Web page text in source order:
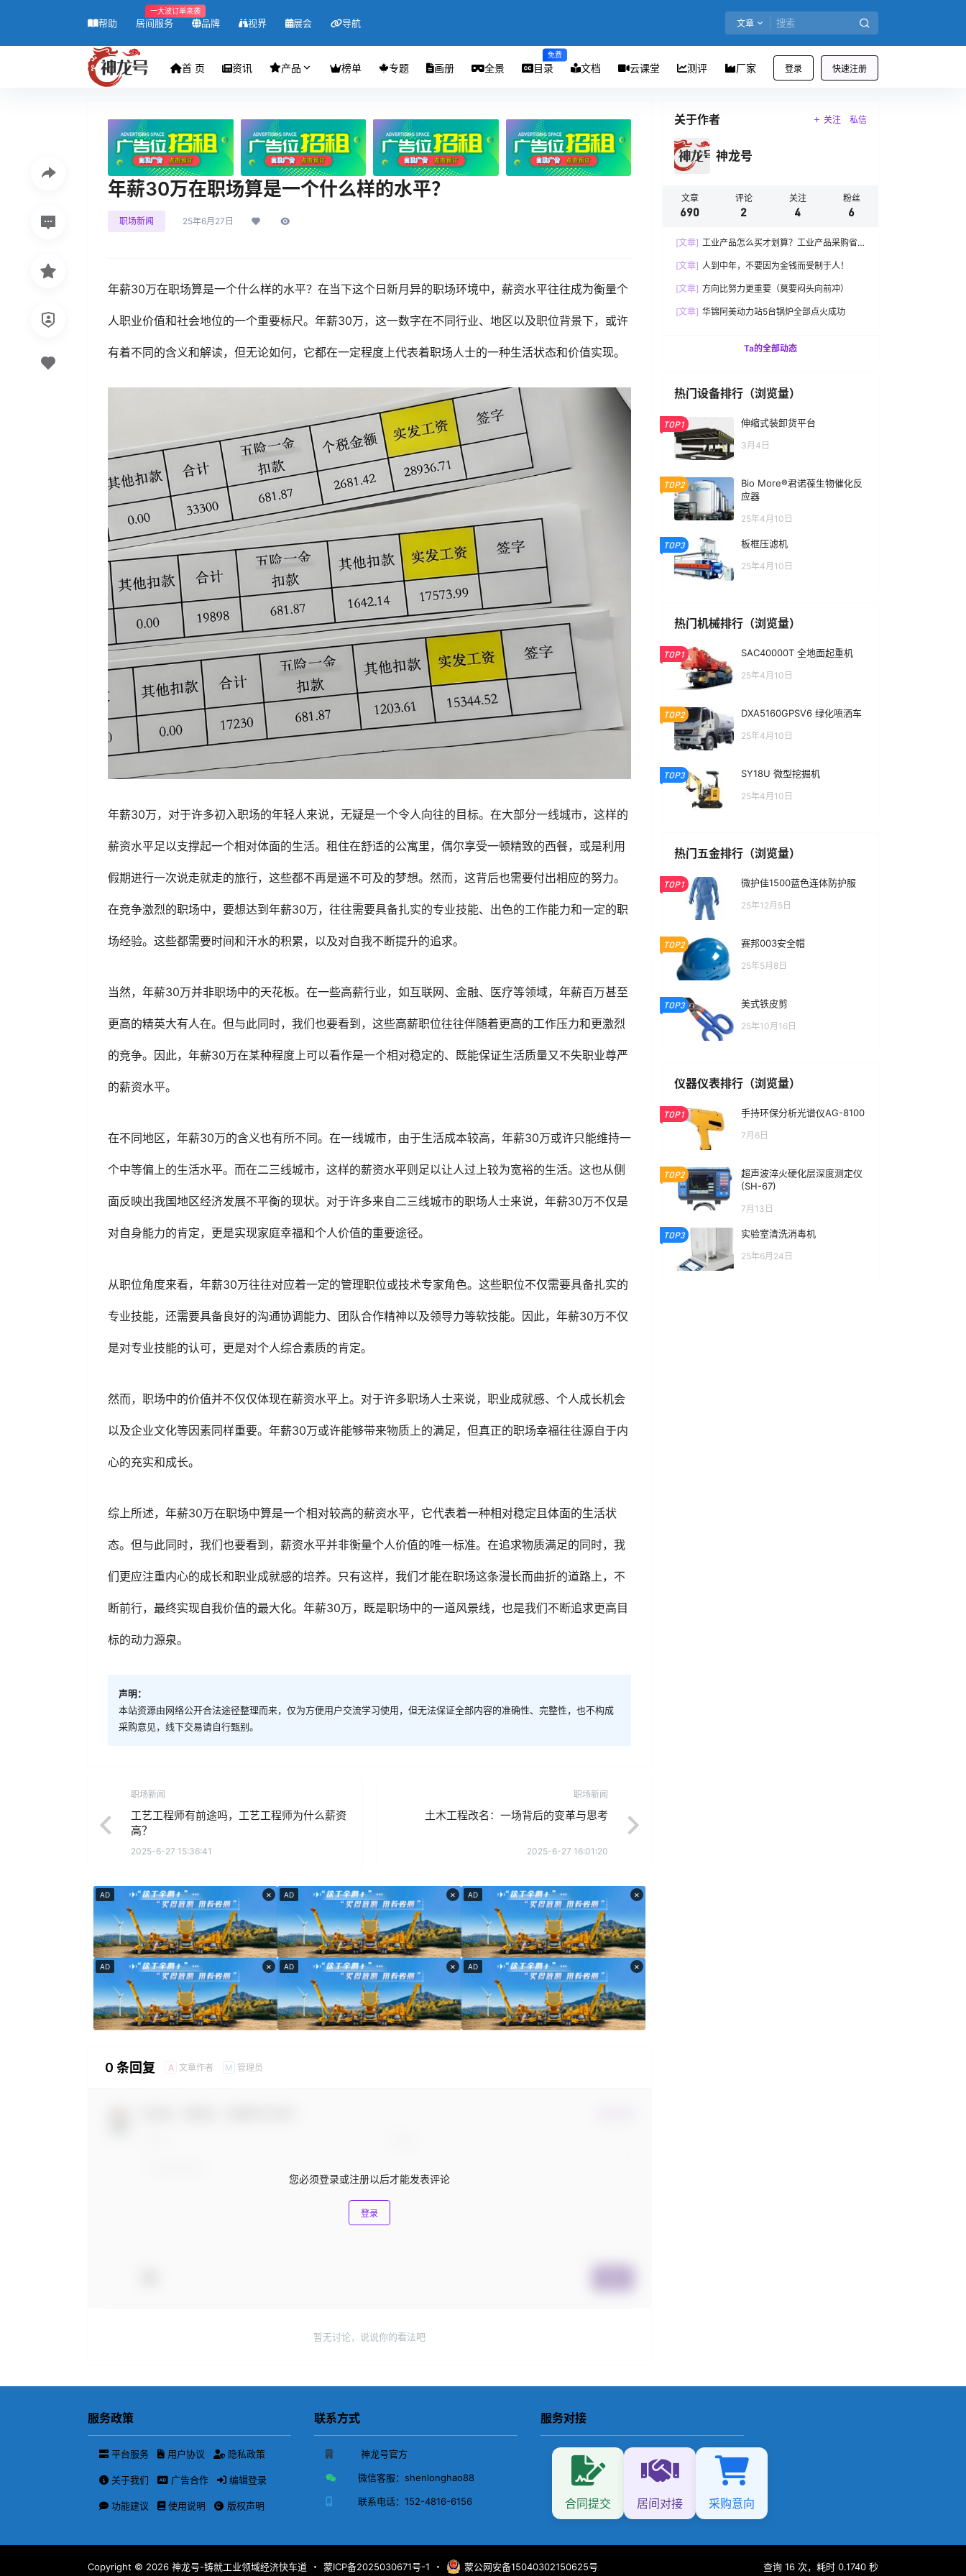
帮助 居间服务
一大波订单来袭
品牌 视界 展会 导航 文章
登录 快速注册
首 页 资讯 产品 榜单 专题 画册 全景 目录
免费
文档 云课堂 测评 厂家
年薪30万在职场算是一个什么样的水平？
职场新闻 25年6月27日
年薪30万在职场算是一个什么样的水平？在当下这个日新月异的职场环境中，薪资水平往往成为衡量个
人职业价值和社会地位的一个重要标尺。年薪30万，这一数字在不同行业、地区以及职位背景下，或许
有着不同的含义和解读，但无论如何，它都在一定程度上代表着职场人士的一种生活状态和价值实现。
年薪30万，对于许多初入职场的年轻人来说，无疑是一个令人向往的目标。在大部分一线城市，这样的
薪资水平足以支撑起一个相对体面的生活。租住在舒适的公寓里，偶尔享受一顿精致的西餐，或是利用
假期进行一次说走就走的旅行，这些都不再是遥不可及的梦想。然而，这背后也需要付出相应的努力。
在竞争激烈的职场中，要想达到年薪30万，往往需要具备扎实的专业技能、出色的工作能力和一定的职
场经验。这些都需要时间和汗水的积累，以及对自我不断提升的追求。
当然，年薪30万并非职场中的天花板。在一些高薪行业，如互联网、金融、医疗等领域，年薪百万甚至
更高的精英大有人在。但与此同时，我们也要看到，这些高薪职位往往伴随着更高的工作压力和更激烈
的竞争。因此，年薪30万在某种程度上可以看作是一个相对稳定的、既能保证生活质量又不失职业尊严
的薪资水平。
在不同地区，年薪30万的含义也有所不同。在一线城市，由于生活成本较高，年薪30万或许只能维持一
个中等偏上的生活水平。而在二三线城市，这样的薪资水平则足以让人过上较为宽裕的生活。这也从侧
面反映出我国地区经济发展不平衡的现状。对于许多来自二三线城市的职场人士来说，年薪30万不仅是
对自身能力的肯定，更是实现家庭幸福和个人价值的重要途径。
从职位角度来看，年薪30万往往对应着一定的管理职位或技术专家角色。这些职位不仅需要具备扎实的
专业技能，还需要具备良好的沟通协调能力、团队合作精神以及领导力等软技能。因此，年薪30万不仅
是对专业技能的认可，更是对个人综合素质的肯定。
然而，职场中的价值并不仅仅体现在薪资水平上。对于许多职场人士来说，职业成就感、个人成长机会
以及企业文化等因素同样重要。年薪30万或许能够带来物质上的满足，但真正的职场幸福往往源自于内
心的充实和成长。
综上所述，年薪30万在职场中算是一个相对较高的薪资水平，它代表着一种相对稳定且体面的生活状
态。但与此同时，我们也要看到，薪资水平并非衡量个人价值的唯一标准。在追求物质满足的同时，我
们更应注重内心的成长和职业成就感的培养。只有这样，我们才能在职场这条漫长而曲折的道路上，不
断前行，最终实现自我价值的最大化。年薪30万，既是职场中的一道风景线，也是我们不断追求更高目
标的动力源泉。
声明：
本站资源由网络公开合法途径整理而来，仅为方便用户交流学习使用，但无法保证全部内容的准确性、完整性，也不构成
采购意见，线下交易请自行甄别。
职场新闻
工艺工程师有前途吗，工艺工程师为什么薪资
高？
2025-6-27 15:36:41
职场新闻
土木工程改名：一场背后的变革与思考
2025-6-27 16:01:20
×
AD ×
AD ×
AD
×
AD ×
AD ×
AD
0 条回复 A 文章作者 M 管理员
您必须登录或注册以后才能发表评论
登录
暂无讨论，说说你的看法吧
关于作者 关注 私信
神龙号
文章
690
评论
2
关注
4
粉丝
6
[文章] 工业产品怎么买才划算？工业产品采购省
[文章] 人到中年，不要因为金钱而受制于人！
[文章] 方向比努力更重要（莫要闷头向前冲）
[文章] 华锦阿美动力站5台锅炉全部点火成功
Ta的全部动态
热门设备排行（浏览量）
TOP1 伸缩式装卸货平台
3月4日
TOP2
Bio More®君诺葆生物催化反
应器
25年4月10日
TOP3 板框压滤机
25年4月10日
热门机械排行（浏览量）
TOP1 SAC40000T 全地面起重机
25年4月10日
TOP2 DXA5160GPSV6 绿化喷洒车
25年4月10日
TOP3 SY18U 微型挖掘机
25年4月10日
热门五金排行（浏览量）
TOP1 微护佳1500蓝色连体防护服
25年12月5日
TOP2 赛邦003安全帽
25年5月8日
TOP3 美式铁皮剪
25年10月16日
仪器仪表排行（浏览量）
TOP1 手持环保分析光谱仪AG-8100
7月6日
TOP2
超声波淬火硬化层深度测定仪
(SH-67)
7月13日
TOP3 实验室清洗消毒机
25年6月24日
服务政策
平台服务 用户协议 隐私政策
关于我们 广告合作 编辑登录
功能建议 使用说明 版权声明
联系方式
神龙号官方
微信客服： shenlonghao88
联系电话： 152-4816-6156
服务对接
合同提交 居间对接 采购意向
Copyright © 2026 神龙号-铸就工业领域经济快车道 ・ 蒙ICP备2025030671号-1 ・ 蒙公网安备15040302150625号 查询 16 次，耗时 0.1740 秒